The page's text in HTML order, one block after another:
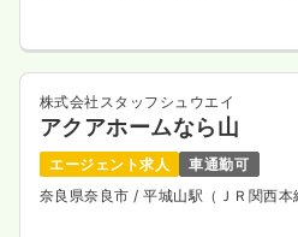
株式会社スタッフシュウエイ
アクアホームなら山
エージェント求人
車通勤可
奈良県奈良市 / 平城山駅（ＪＲ関西本